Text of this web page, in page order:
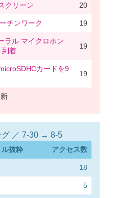
クリーン 20
チンワーク 19
ラル マイクロホン
到着
19
カードを9
19
グ ／ 7-30 → 8-5
抜粋 アクセス数
18
5